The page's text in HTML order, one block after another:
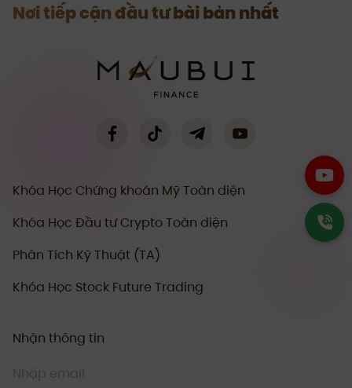
Nơi tiếp cận đầu tư bài bản nhất
Khóa Học Chứng khoán Mỹ Toàn diện
Khóa Học Đầu tư Crypto Toàn diện
Phân Tích Kỹ Thuật (TA)
Khóa Học Stock Future Trading
Nhận thông tin